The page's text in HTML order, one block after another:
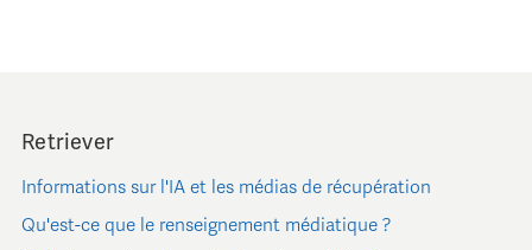
Retriever
Informations sur l'IA et les médias de récupération
Qu'est-ce que le renseignement médiatique ?